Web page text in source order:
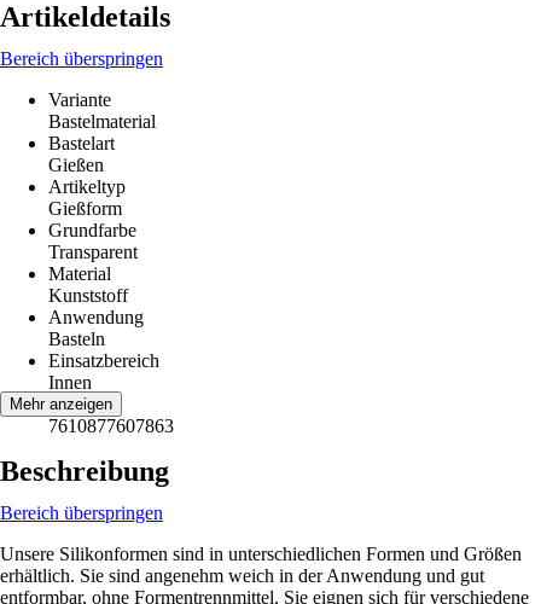
Artikeldetails
Bereich überspringen
Variante
Bastelmaterial
Bastelart
Gießen
Artikeltyp
Gießform
Grundfarbe
Transparent
Material
Kunststoff
Anwendung
Basteln
Einsatzbereich
Innen
EAN
7610877607863
Mehr anzeigen
Beschreibung
Bereich überspringen
Unsere Silikonformen sind in unterschiedlichen Formen und Größen
erhältlich. Sie sind angenehm weich in der Anwendung und gut
entformbar, ohne Formentrennmittel. Sie eignen sich für verschiedene